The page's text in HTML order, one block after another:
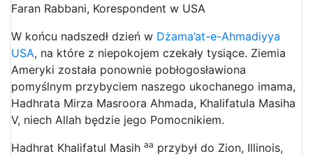
Faran Rabbani, Korespondent w USA
W końcu nadszedł dzień w Dżama’at-e-Ahmadiyya
USA, na które z niepokojem czekały tysiące. Ziemia
Ameryki została ponownie pobłogosławiona
pomyślnym przybyciem naszego ukochanego imama,
Hadhrata Mirza Masroora Ahmada, Khalifatula Masiha
V, niech Allah będzie jego Pomocnikiem.
Hadhrat Khalifatul Masih aa przybył do Zion, Illinois,